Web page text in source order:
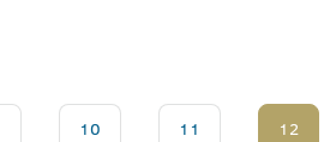
10 11 12